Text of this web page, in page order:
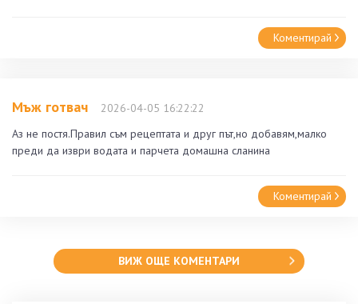
Коментирай
Мъж готвач
2026-04-05 16:22:22
Аз не постя.Правил съм рецептата и друг път,но добавям,малко
преди да изври водата и парчета домашна сланина
Коментирай
ВИЖ ОЩЕ КОМЕНТАРИ